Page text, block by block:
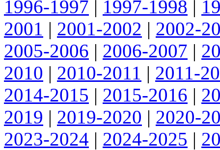
1996-1997 | 1997-1998 |
2001 | 2001-2002 | 2002-
2005-2006 | 2006-2007 |
2010 | 2010-2011 | 2011-
2014-2015 | 2015-2016 |
2019 | 2019-2020 | 2020-
2023-2024 | 2024-2025 |